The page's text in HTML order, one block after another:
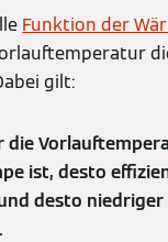
Funktion der
gilt:
die
ist, desto
desto niedriger